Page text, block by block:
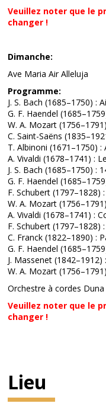
Veuillez noter que le
changer !
Dimanche:
Ave Maria Air Alleluja
Programme:
J. S. Bach (1685–1750) :
G. F. Haendel
W. A. Mozart
C. Saint-Saëns
T. Albinoni (1671–1750) :
A. Vivaldi (1678–1741) :
J. S. Bach (1685–1750) :
G. F. Haendel
F. Schubert (1797–1828)
W. A. Mozart
A. Vivaldi (1678–1741) :
F. Schubert (1797–1828)
C. Franck (1822–1890) :
G. F. Haendel
J. Massenet
W. A. Mozart
Orchestre à cordes Duna
Veuillez noter que le
changer !
Lieu